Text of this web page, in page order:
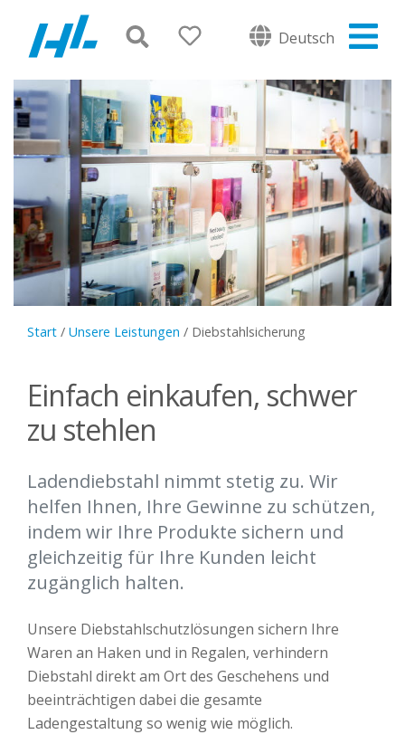
Deutsch
Start / Unsere Leistungen / Diebstahlsicherung
Einfach einkaufen, schwer
zu stehlen
Ladendiebstahl nimmt stetig zu. Wir
helfen Ihnen, Ihre Gewinne zu schützen,
indem wir Ihre Produkte sichern und
gleichzeitig für Ihre Kunden leicht
zugänglich halten.
Unsere Diebstahlschutzlösungen sichern Ihre
Waren an Haken und in Regalen, verhindern
Diebstahl direkt am Ort des Geschehens und
beeinträchtigen dabei die gesamte
Ladengestaltung so wenig wie möglich.